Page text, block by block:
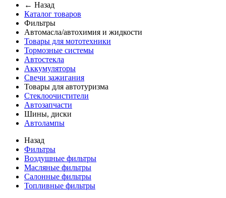
← Назад
Каталог товаров
Фильтры
Автомасла/автохимия и жидкости
Товары для мототехники
Тормозные системы
Автостекла
Аккумуляторы
Свечи зажигания
Товары для автотуризма
Стеклоочистители
Автозапчасти
Шины, диски
Автолампы
Назад
Фильтры
Воздушные фильтры
Масляные фильтры
Салонные фильтры
Топливные фильтры